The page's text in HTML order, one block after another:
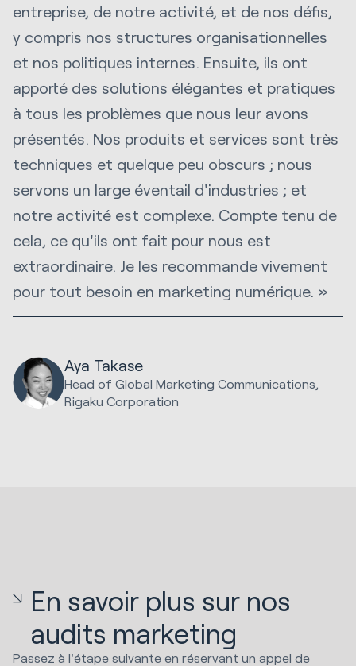
Aya Takase
Head of Global Marketing Communications,
Rigaku Corporation
entreprise, de notre activité, et de nos défis,
y compris nos structures organisationnelles
et nos politiques internes. Ensuite, ils ont
apporté des solutions élégantes et pratiques
à tous les problèmes que nous leur avons
présentés. Nos produits et services sont très
techniques et quelque peu obscurs ; nous
servons un large éventail d'industries ; et
notre activité est complexe. Compte tenu de
cela, ce qu'ils ont fait pour nous est
extraordinaire. Je les recommande vivement
pour tout besoin en marketing numérique. »
En savoir plus sur nos
audits marketing
Passez à l'étape suivante en réservant un appel de